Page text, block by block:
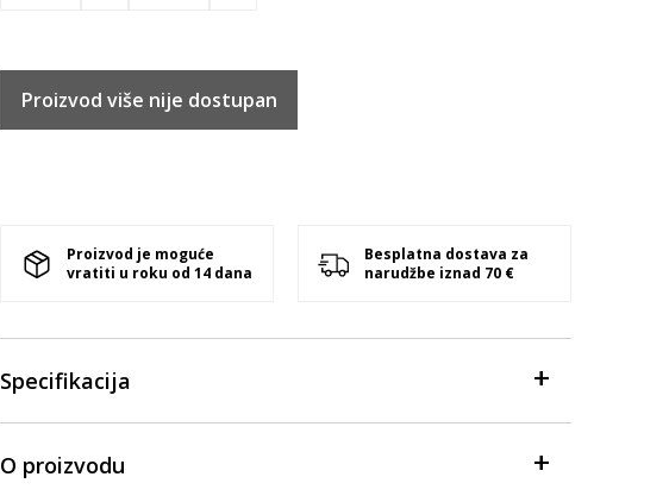
Proizvod više nije dostupan
Proizvod je moguće
vratiti u roku od 14 dana
Besplatna dostava za
narudžbe iznad 70 €
Specifikacija
O proizvodu